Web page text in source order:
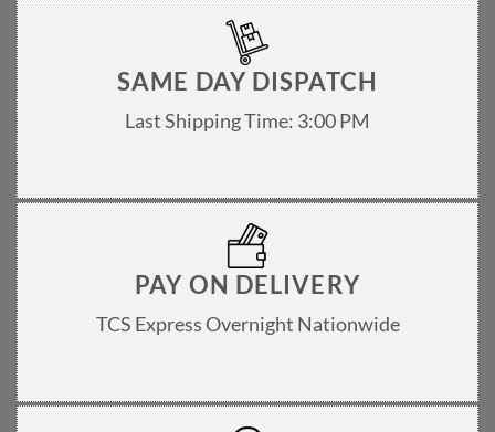
SAME DAY DISPATCH
Last Shipping Time: 3:00 PM
PAY ON DELIVERY
TCS Express Overnight Nationwide